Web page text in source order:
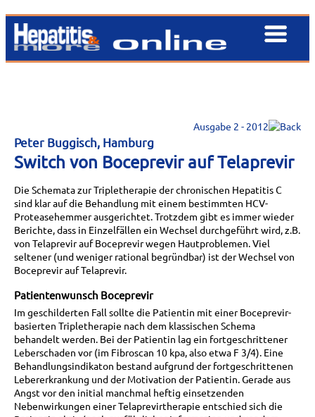
Ausgabe 2 - 2012
Peter Buggisch, Hamburg
Switch von Boceprevir auf Telaprevir
Die Schemata zur Tripletherapie der chronischen Hepatitis C
sind klar auf die Behandlung mit einem bestimmten HCV-
Proteasehemmer ausgerichtet. Trotzdem gibt es immer wieder
Berichte, dass in Einzelfällen ein Wechsel durchgeführt wird, z.B.
von Telaprevir auf Boceprevir wegen Hautproblemen. Viel
seltener (und weniger rational begründbar) ist der Wechsel von
Boceprevir auf Telaprevir.
Patientenwunsch Boceprevir
Im geschilderten Fall sollte die Patientin mit einer Boceprevir-
basierten Tripletherapie nach dem klassischen Schema
behandelt werden. Bei der Patientin lag ein fortgeschrittener
Leberschaden vor (im Fibroscan 10 kpa, also etwa F 3/4). Eine
Behandlungsindikaton bestand aufgrund der fortgeschrittenen
Lebererkrankung und der Motivation der Patientin. Gerade aus
Angst vor den initial manchmal heftig einsetzenden
Nebenwirkungen einer Telaprevirtherapie entschied sich die